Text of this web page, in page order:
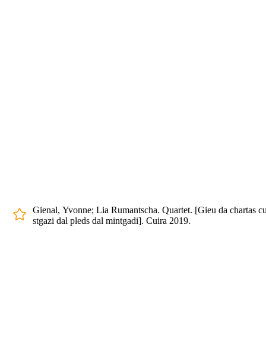
Gienal, Yvonne; Lia Rumantscha. Quartet. [Gieu da chartas
stgazi dal pleds dal mintgadi]. Cuira 2019.